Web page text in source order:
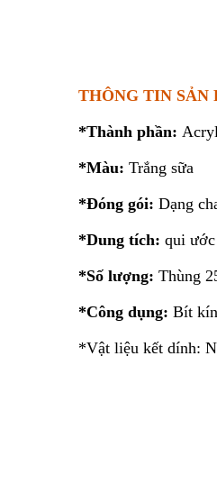
THÔNG TIN SẢN
*Thành phần:
*Màu: Trắng sữa
*Đóng gói: Dạng
*Dung tích: qui
*Số lượng: Thùng
*Công dụng: Bít
*Vật liệu kết dính: